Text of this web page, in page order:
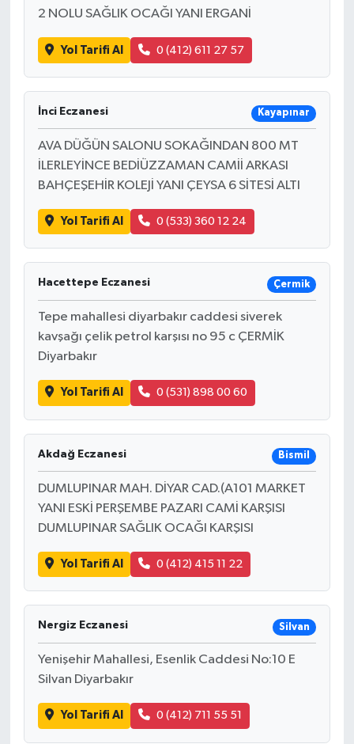
2 NOLU SAĞLIK OCAĞI YANI ERGANİ
Yol Tarifi Al 0 (412) 611 27 57
İnci Eczanesi Kayapınar
AVA DÜĞÜN SALONU SOKAĞINDAN 800 MT
İLERLEYİNCE BEDİÜZZAMAN CAMİİ ARKASI
BAHÇEŞEHİR KOLEJİ YANI ÇEYSA 6 SİTESİ ALTI
Yol Tarifi Al 0 (533) 360 12 24
Hacettepe Eczanesi Çermik
Tepe mahallesi diyarbakır caddesi siverek
kavşağı çelik petrol karşısı no 95 c ÇERMİK
Diyarbakır
Yol Tarifi Al 0 (531) 898 00 60
Akdağ Eczanesi Bismil
DUMLUPINAR MAH. DİYAR CAD.(A101 MARKET
YANI ESKİ PERŞEMBE PAZARI CAMİ KARŞISI
DUMLUPINAR SAĞLIK OCAĞI KARŞISI
Yol Tarifi Al 0 (412) 415 11 22
Nergiz Eczanesi Silvan
Yenişehir Mahallesi, Esenlik Caddesi No:10 E
Silvan Diyarbakır
Yol Tarifi Al 0 (412) 711 55 51